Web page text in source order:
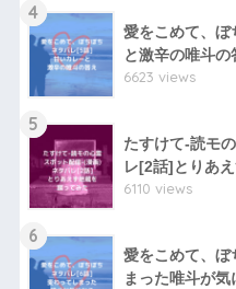
4
愛をこめて、
と激辛の唯斗の
6623 views
5
たすけて-読モ
レ[2話]とりあ
6110 views
6
愛をこめて、
まった唯斗が気